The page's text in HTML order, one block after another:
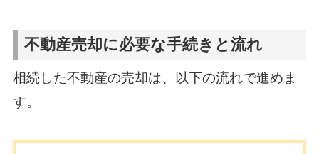
不動産売却に必要な手続きと流れ
相続した不動産の売却は、以下の流れで進めま
す。